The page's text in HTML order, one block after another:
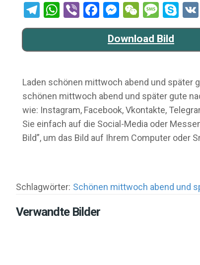
Telegram
WhatsApp
ViberFacebook
Messenger
WeChat
Download Bild
Laden schönen mittwoch abend und später
schönen mittwoch abend und später gute
wie: Instagram, Facebook, Vkontakte,
Sie einfach auf die Social-Media oder
Bild”, um das Bild auf Ihrem Computer oder
Schlagwörter: Schönen mittwoch abend und
Verwandte Bilder